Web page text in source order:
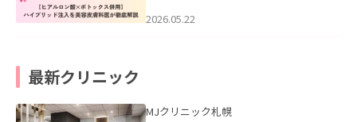
た。
2026.05.22
最新クリニック
MJクリニック札幌